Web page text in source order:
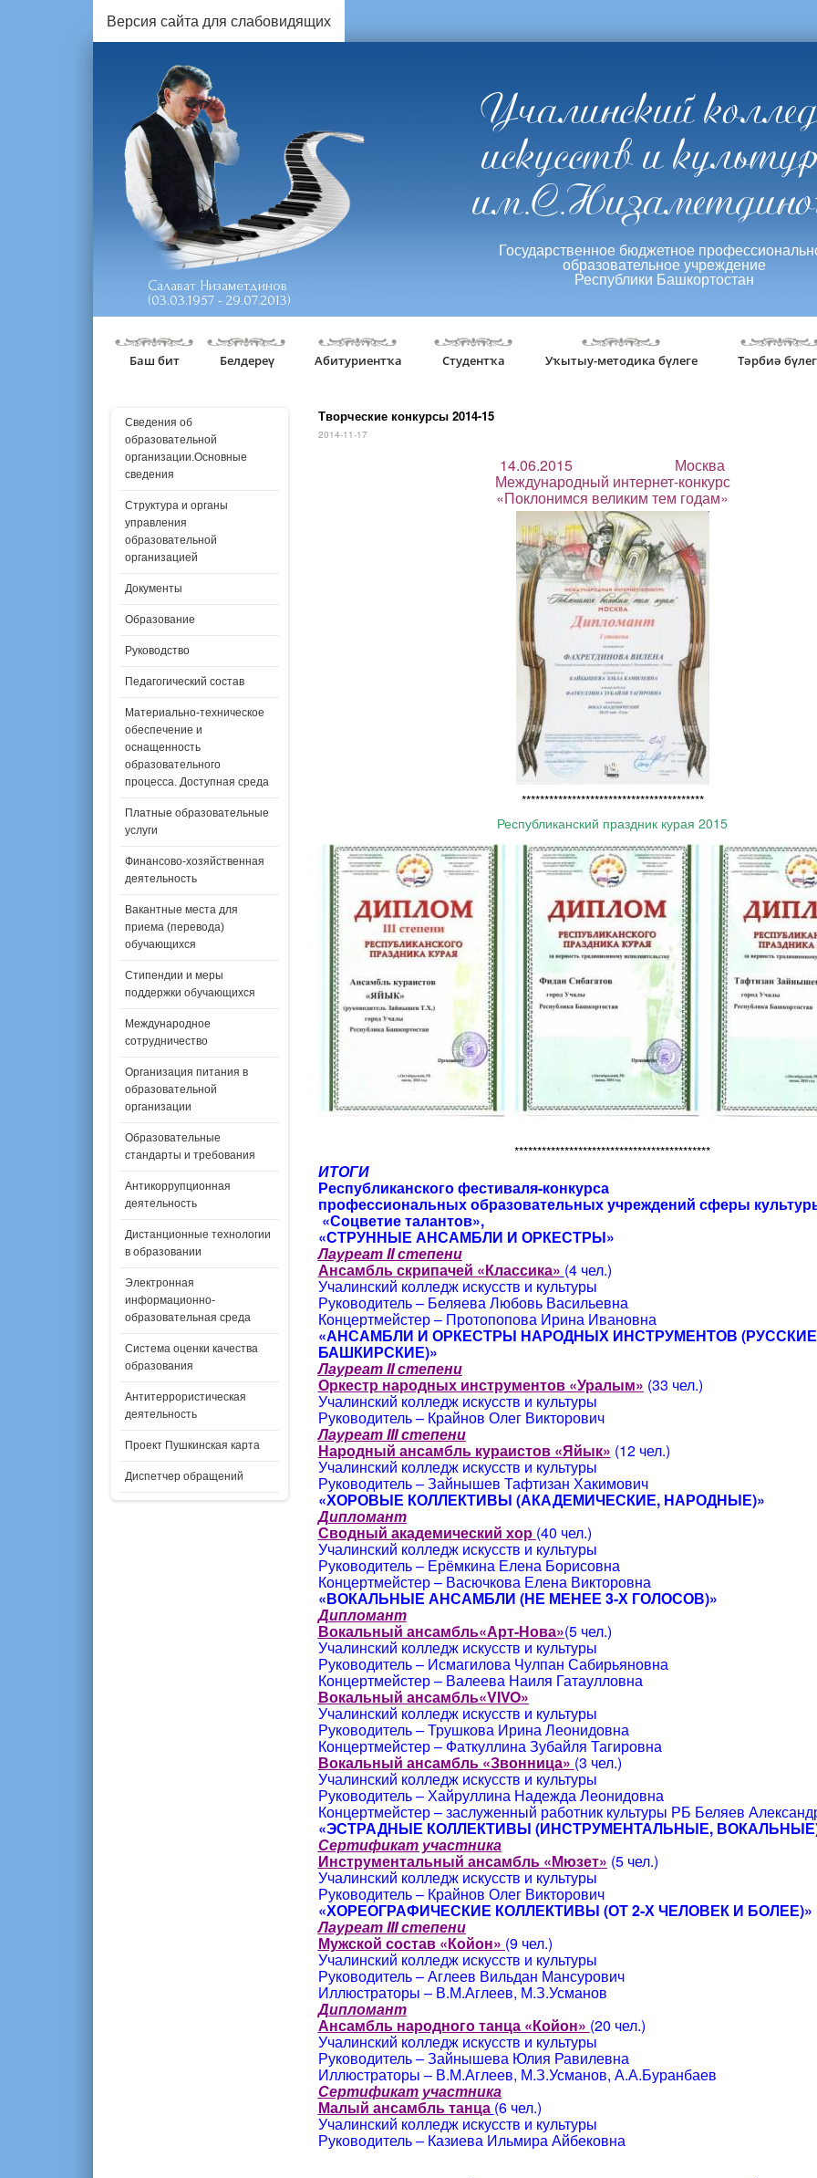
Версия сайта для слабовидящих
Салават Низаметдинов
(03.03.1957 - 29.07.2013)
Учалинский
искусств и
Государственное бюджетное
образовательное учреждение
Республики Башкортостан
Баш бит Белдереү Абитуриентҡа Студентҡа Уҡытыу-методика бүлеге Тәрбиә
Сведения об
образовательной
организации.Основные
сведения
Структура и органы
управления
образовательной
организацией
Документы
Образование
Руководство
Педагогический состав
Материально-техническое
обеспечение и
оснащенность
образовательного
процесса. Доступная среда
Платные образовательные
услуги
Финансово-хозяйственная
деятельность
Вакантные места для
приема (перевода)
обучающихся
Стипендии и меры
поддержки обучающихся
Международное
сотрудничество
Организация питания в
образовательной
организации
Образовательные
стандарты и требования
Антикоррупционная
деятельность
Дистанционные технологии
в образовании
Электронная
информационно-
образовательная среда
Система оценки качества
образования
Антитеррористическая
деятельность
Проект Пушкинская карта
Диспетчер обращений
Творческие конкурсы 2014-15
2014-11-17
14.06.2015 Москва
Международный интернет-конкурс
«Поклонимся великим тем годам»
****************************************
Республиканский праздник курая 2015
*******************************************
ИТОГИ
Республиканского фестиваля-конкурса
профессиональных образовательных учреждений сферы
«Соцветие талантов»,
«СТРУННЫЕ АНСАМБЛИ И ОРКЕСТРЫ»
Лауреат II степени
Ансамбль скрипачей «Классика» (4 чел.)
Учалинский колледж искусств и культуры
Руководитель – Беляева Любовь Васильевна
Концертмейстер – Протопопова Ирина Ивановна
«АНСАМБЛИ И ОРКЕСТРЫ НАРОДНЫХ ИНСТРУМЕНТОВ
БАШКИРСКИЕ)»
Лауреат II степени
Оркестр народных инструментов «Уралым» (33 чел.)
Учалинский колледж искусств и культуры
Руководитель – Крайнов Олег Викторович
Лауреат III степени
Народный ансамбль кураистов «Яйык» (12 чел.)
Учалинский колледж искусств и культуры
Руководитель – Зайнышев Тафтизан Хакимович
«ХОРОВЫЕ КОЛЛЕКТИВЫ (АКАДЕМИЧЕСКИЕ, НАРОДНЫЕ)»
Дипломант
Сводный академический хор (40 чел.)
Учалинский колледж искусств и культуры
Руководитель – Ерёмкина Елена Борисовна
Концертмейстер – Васючкова Елена Викторовна
«ВОКАЛЬНЫЕ АНСАМБЛИ (НЕ МЕНЕЕ 3-Х ГОЛОСОВ)»
Дипломант
Вокальный ансамбль«Арт-Нова»(5 чел.)
Учалинский колледж искусств и культуры
Руководитель – Исмагилова Чулпан Сабирьяновна
Концертмейстер – Валеева Наиля Гатаулловна
Вокальный ансамбль«VIVO»
Учалинский колледж искусств и культуры
Руководитель – Трушкова Ирина Леонидовна
Концертмейстер – Фаткуллина Зубайля Тагировна
Вокальный ансамбль «Звонница» (3 чел.)
Учалинский колледж искусств и культуры
Руководитель – Хайруллина Надежда Леонидовна
Концертмейстер – заслуженный работник культуры РБ Беляев
«ЭСТРАДНЫЕ КОЛЛЕКТИВЫ (ИНСТРУМЕНТАЛЬНЫЕ,
Сертификат участника
Инструментальный ансамбль «Мюзет» (5 чел.)
Учалинский колледж искусств и культуры
Руководитель – Крайнов Олег Викторович
«ХОРЕОГРАФИЧЕСКИЕ КОЛЛЕКТИВЫ (ОТ 2-Х ЧЕЛОВЕК И БОЛЕЕ)»
Лауреат III степени
Мужской состав «Койон» (9 чел.)
Учалинский колледж искусств и культуры
Руководитель – Аглеев Вильдан Мансурович
Иллюстраторы – В.М.Аглеев, М.З.Усманов
Дипломант
Ансамбль народного танца «Койон» (20 чел.)
Учалинский колледж искусств и культуры
Руководитель – Зайнышева Юлия Равилевна
Иллюстраторы – В.М.Аглеев, М.З.Усманов, А.А.Буранбаев
Сертификат участника
Малый ансамбль танца (6 чел.)
Учалинский колледж искусств и культуры
Руководитель – Казиева Ильмира Айбековна